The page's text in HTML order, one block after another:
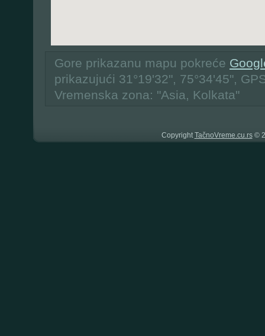
Gore prikazanu mapu pokreće
prikazujući 31°19'32", 75°34'45",
Vremenska zona: "Asia, Kolkata"
CopyrightTačnoVreme.cu.rs©